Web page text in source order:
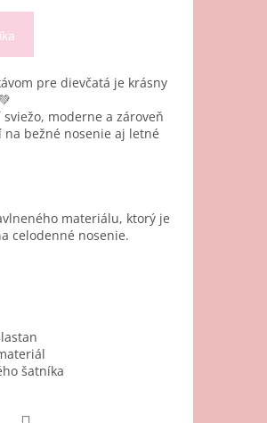
pre dievčatá je krásny
moderne a zároveň
bežné nosenie aj letné
materiálu, ktorý je
celodenné nosenie.
šatníka